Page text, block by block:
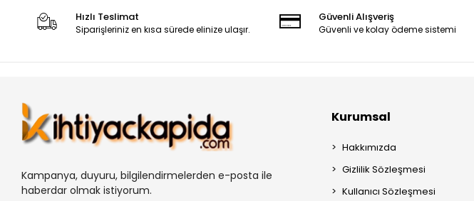
Hızlı Teslimat
Siparişleriniz en kısa sürede elinize ulaşır.
Güvenli Alışveriş
Güvenli ve kolay ödeme sistemi
Kampanya, duyuru, bilgilendirmelerden e-posta ile
haberdar olmak istiyorum.
Kurumsal
Hakkımızda
Gizlilik Sözleşmesi
Kullanıcı Sözleşmesi